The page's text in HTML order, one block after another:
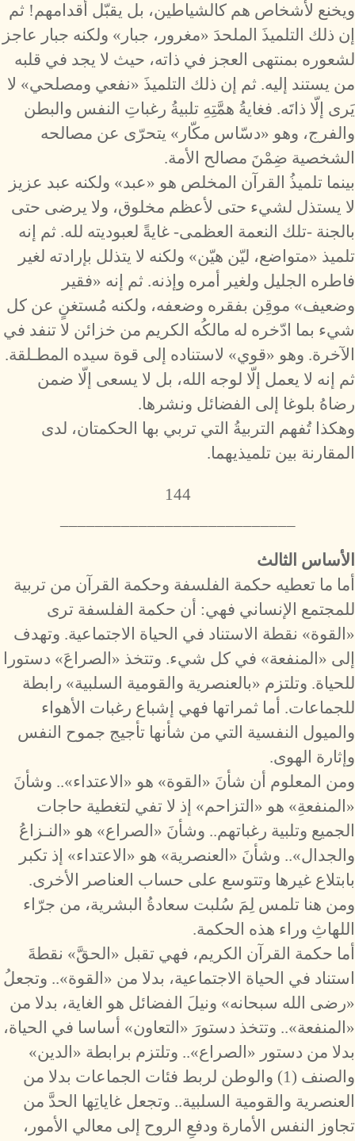
ويخنع لأشخاص هم كالشياطين، بل يقبّل أقدامهم! ثم
إن ذلك التلميذَ الملحدَ «مغرور، جبار» ولكنه جبار عاجز
لشعوره بمنتهى العجز في ذاته، حيث لا يجد في قلبه
من يستند إليه. ثم إن ذلك التلميذَ «نفعي ومصلحي» لا
يَرى إلّا ذاتَه. فغايةُ همَّتِهِ تلبيةُ رغباتِ النفس والبطن
والفرج، وهو «دسّاس مكّار» يتحرّى عن مصالحه
الشخصية ضِمْنَ مصالح الأمة.
بينما تلميذُ القرآن المخلص هو «عبد» ولكنه عبد عزيز
لا يستذل لشيء حتى لأعظم مخلوق، ولا يرضى حتى
بالجنة -تلك النعمة العظمى- غايةً لعبوديته لله. ثم إنه
تلميذ «متواضع، ليّن هيّن» ولكنه لا يتذلل بإرادته لغير
فاطره الجليل ولغير أمره وإذنه. ثم إنه «فقير
وضعيف» موقِن بفقره وضعفه، ولكنه مُستغنٍ عن كل
شيء بما ادّخره له مالكُه الكريم من خزائن لا تنفد في
الآخرة. وهو «قوي» لاستناده إلى قوة سيده المطـلقة.
ثم إنه لا يعمل إلّا لوجه الله، بل لا يسعى إلّا ضمن
رضاهُ بلوغا إلى الفضائل ونشرها.
وهكذا تُفهم التربيةُ التي تربي بها الحكمتان، لدى
المقارنة بين تلميذيهما.
144
الأساس الثالث
أما ما تعطيه حكمة الفلسفة وحكمة القرآن من تربية
للمجتمع الإنساني فهي: أن حكمة الفلسفة ترى
«القوة» نقطة الاستناد في الحياة الاجتماعية. وتهدف
إلى «المنفعة» في كل شيء. وتتخذ «الصراعَ» دستورا
للحياة. وتلتزم «بالعنصرية والقومية السلبية» رابطة
للجماعات. أما ثمراتها فهي إشباع رغبات الأهواء
والميول النفسية التي من شأنها تأجيج جموح النفس
وإثارة الهوى.
ومن المعلوم أن شأنَ «القوة» هو «الاعتداء».. وشأنَ
«المنفعةِ» هو «التزاحم» إذ لا تفي لتغطية حاجات
الجميع وتلبية رغباتهم.. وشأنَ «الصراع» هو «النـزاعُ
والجدال».. وشأنَ «العنصرية» هو «الاعتداء» إذ تكبر
بابتلاع غيرها وتتوسع على حساب العناصر الأخرى.
ومن هنا تلمس لِمَ سُلبت سعادةُ البشرية، من جرّاء
اللهاثِ وراء هذه الحكمة.
أما حكمة القرآن الكريم، فهي تقبل «الحقَّ» نقطةَ
استناد في الحياة الاجتماعية، بدلا من «القوة».. وتجعلُ
«رضى الله سبحانه» ونيلَ الفضائل هو الغاية، بدلا من
«المنفعة».. وتتخذ دستورَ «التعاون» أساسا في الحياة،
بدلا من دستور «الصراع».. وتلتزم برابطة «الدين»
والصنف (1) والوطن لربط فئات الجماعات بدلا من
العنصرية والقومية السلبية.. وتجعل غاياتِها الحدَّ من
تجاوز النفس الأمارة ودفعِ الروح إلى معالي الأمور،